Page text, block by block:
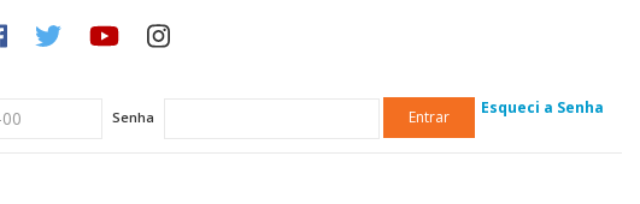
Senha Entrar Esqueci a Senha